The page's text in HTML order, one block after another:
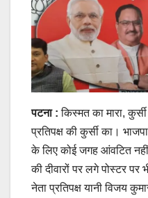
पटना :किस्‍मत का मारा,
प्रतिपक्ष की कुर्सी का।
के लिए कोई जगह आंवटित नहीं
की दीवारों पर लगे पोस्‍टर पर
नेता प्रतिपक्ष यानी विजय